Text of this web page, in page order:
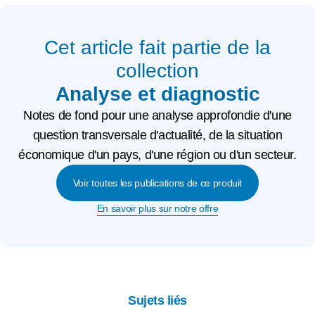
Cet article fait partie de la
collection
Analyse et diagnostic
Notes de fond pour une analyse approfondie d'une
question transversale d'actualité, de la situation
économique d'un pays, d'une région ou d'un secteur.
Voir toutes les publications de ce produit
En savoir plus sur notre offre
Sujets liés